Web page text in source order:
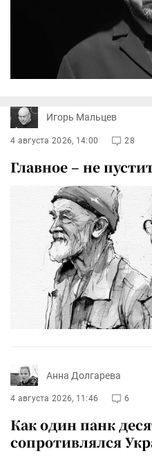
Игорь Мальцев
4 августа 2026, 14:00 28
Главное – не
Анна Долгарева
4 августа 2026, 11:46 6
Как один панк
сопротивлялся